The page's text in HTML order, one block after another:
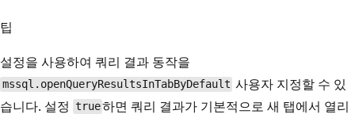
팁
설정을 사용하여 쿼리 결과 동작을
mssql.openQueryResultsInTabByDefault 사용자 지정할 수 있
습니다. 설정 true하면 쿼리 결과가 기본적으로 새 탭에서 열리